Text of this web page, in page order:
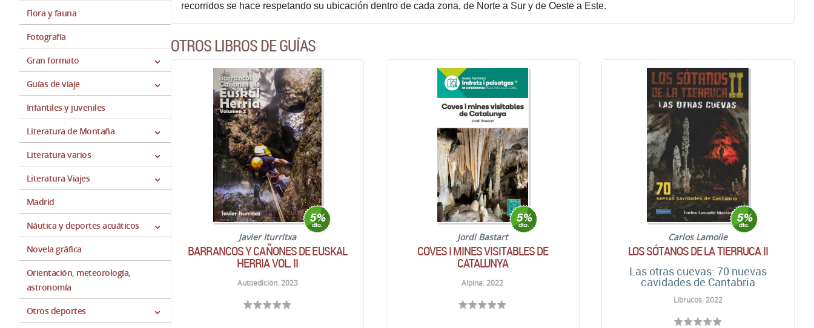
Flora y fauna
Fotografía
Gran formato
Guías de viaje
Infantiles y juveniles
Literatura de Montaña
Literatura varios
Literatura Viajes
Madrid
Náutica y deportes acuáticos
Novela gráfica
Orientación, meteorología,
astronomía
Otros deportes
recorridos se hace respetando su ubicación dentro de cada zona, de Norte a Sur y de Oeste a Este.
OTROS LIBROS DE GUÍAS
Javier Iturritxa
BARRANCOS Y CAÑONES DE EUSKAL
HERRIA VOL. II
Autoedición. 2023
Jordi Bastart
COVES I MINES VISITABLES DE
CATALUNYA
Alpina. 2022
Carlos Lamoile
LOS SÓTANOS DE LA TIERRUCA II
Las otras cuevas: 70 nuevas
cavidades de Cantabria
Librucos. 2022